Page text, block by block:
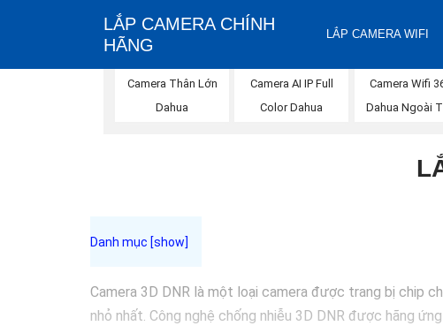
LẮP CAMERA CHÍNH
HÃNG
LẮP CAMERA WIFI
Camera Thân Lớn
Dahua
Camera AI IP Full
Color Dahua
Camera Wifi
Dahua Ngoài
Camera 3D DNR là một loại camera được trang bị chip
nhỏ nhất. Công nghệ chống nhiễu 3D DNR được hãng